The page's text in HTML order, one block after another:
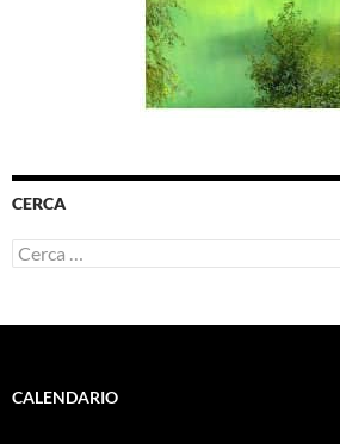
CERCA
Ricerca
per:
CALENDARIO